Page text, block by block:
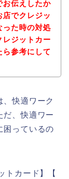
お伝えしたか
でクレジッ
った時の対処
レジットカー
ら参考にして
快適ワーク
だ、快適ワー
困っているの
トカード】【